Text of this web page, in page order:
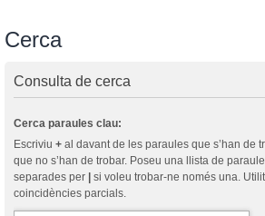
Cerca
Consulta de cerca
Cerca paraules clau:
Escriviu + al davant de les paraules que s’han de
que no s’han de trobar. Poseu una llista de
separades per | si voleu trobar-ne només una.
coincidències parcials.